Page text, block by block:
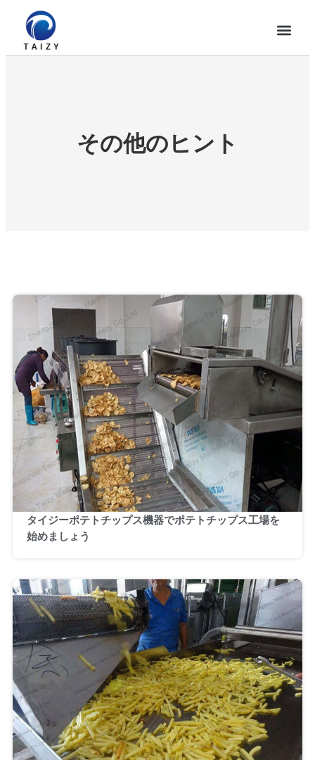
その他のヒント
タイジーポテトチップス機器でポテトチップス工場を
始めましょう